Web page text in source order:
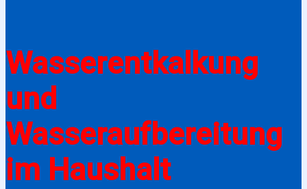
Wasserentkalkung
und
Wasseraufbereitung
im Haushalt